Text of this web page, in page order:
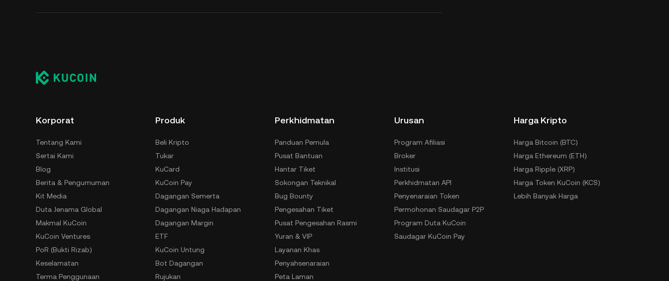
Korporat
Tentang Kami
Sertai Kami
Blog
Berita & Pengumuman
Kit Media
Duta Jenama Global
Makmal KuCoin
KuCoin Ventures
PoR (Bukti Rizab)
Keselamatan
Terma Penggunaan
Produk
Beli Kripto
Tukar
KuCard
KuCoin Pay
Dagangan Semerta
Dagangan Niaga Hadapan
Dagangan Margin
ETF
KuCoin Untung
Bot Dagangan
Rujukan
Perkhidmatan
Panduan Pemula
Pusat Bantuan
Hantar Tiket
Sokongan Teknikal
Bug Bounty
Pengesahan Tiket
Pusat Pengesahan Rasmi
Yuran & VIP
Layanan Khas
Penyahsenaraian
Peta Laman
Urusan
Program Afiliasi
Broker
Institusi
Perkhidmatan API
Penyenaraian Token
Permohonan Saudagar P2P
Program Duta KuCoin
Saudagar KuCoin Pay
Harga Kripto
Harga Bitcoin (BTC)
Harga Ethereum (ETH)
Harga Ripple (XRP)
Harga Token KuCoin (KCS)
Lebih Banyak Harga